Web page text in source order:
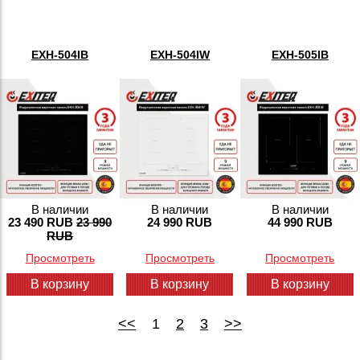
Купить индукционную варочную панель в Москве вы можете
каталоге — продукция EXITEQ с 2, 3 и 4 конфорками.
EXH-504IB
В наличии
23 490 RUB23 990
RUB
Просмотреть
В корзину
EXH-504IW
В наличии
24 990 RUB
Просмотреть
В корзину
EXH-505IB
В наличии
44 990 RUB
Просмотреть
В корзину
<< 1 2 3 >>